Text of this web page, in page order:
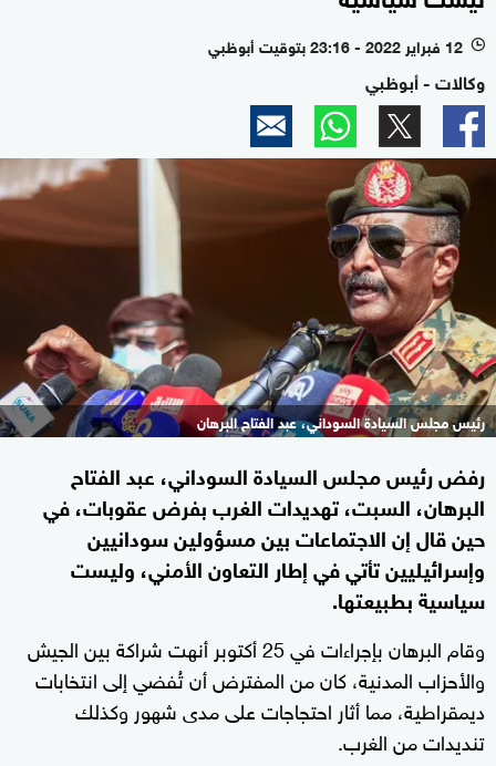
l 12 فبراير 2022 - 23:16 بتوقيت أبوظبي
وكالات - أبوظبي
رئيس مجلس السيادة السوداني، عبد الفتاح البرهان
رفض رئيس مجلس السيادة السوداني، عبد الفتاح
البرهان، السبت، تهديدات الغرب بفرض عقوبات، في
حين قال إن الاجتماعات بين مسؤولين سودانيين
وإسرائيليين تأتي في إطار التعاون الأمني، وليست
سياسية بطبيعتها.
وقام البرهان بإجراءات في 25 أكتوبر أنهت شراكة بين الجيش
والأحزاب المدنية، كان من المفترض أن تُفضي إلى انتخابات
ديمقراطية، مما أثار احتجاجات على مدى شهور وكذلك
تنديدات من الغرب.